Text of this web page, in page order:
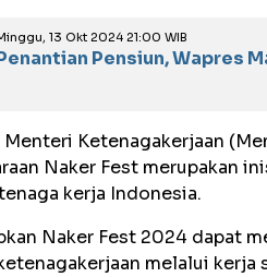
13 Okt 2024 21:00 WIB
Pensiun, Wapres
Menteri Ketenagakerjaan
Naker Fest merupakan
kerja Indonesia.
Naker Fest 2024 dapat
melalui